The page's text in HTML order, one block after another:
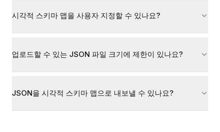
시각적 스키마 맵을 사용자 지정할 수 있나요?
업로드할 수 있는 JSON 파일 크기에 제한이 있나요?
JSON을 시각적 스키마 맵으로 내보낼 수 있나요?